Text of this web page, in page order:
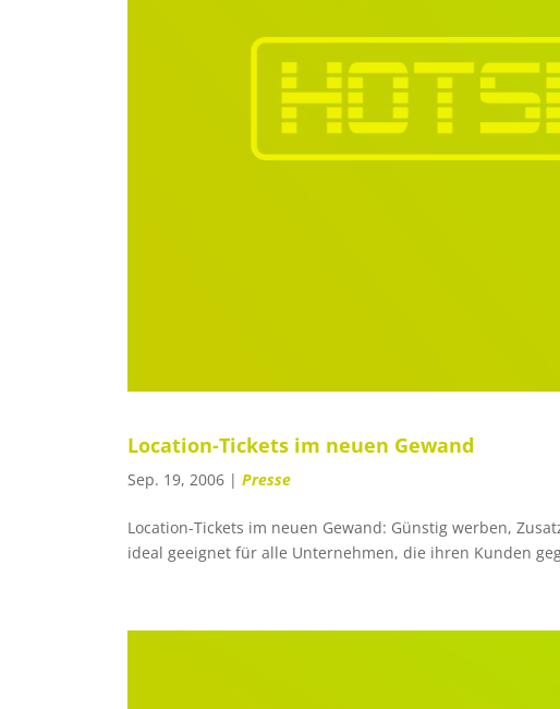
Location-Tickets im neuen Gewand
Sep. 19, 2006 | Presse
Location-Tickets im neuen Gewand: Günstig werben,
ideal geeignet für alle Unternehmen, die ihren Kunden